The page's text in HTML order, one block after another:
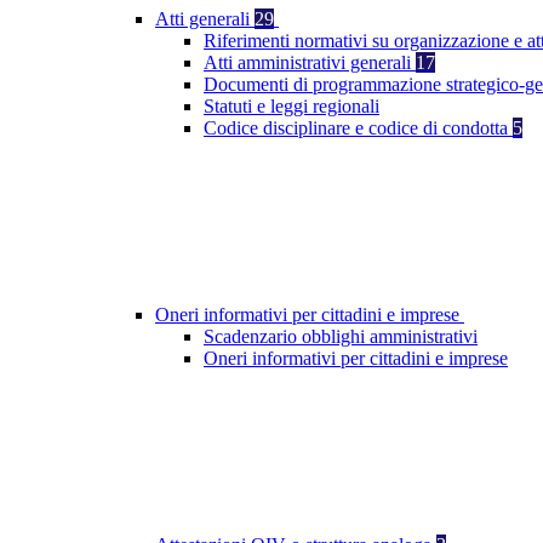
Atti generali 29
Riferimenti normativi su organizzazione e
Atti amministrativi generali 17
Documenti di programmazione strategico-
Statuti e leggi regionali
Codice disciplinare e codice di condotta 5
Oneri informativi per cittadini e imprese
Scadenzario obblighi amministrativi
Oneri informativi per cittadini e imprese